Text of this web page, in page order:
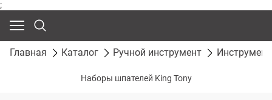
;
Главная Каталог Ручной инструмент
Наборы шпателей King Tony